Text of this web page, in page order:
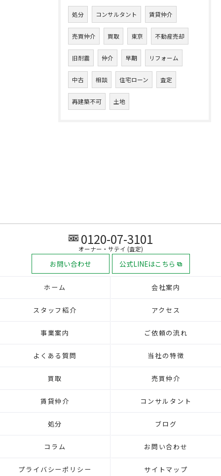
処分 コンサルタント 賃貸仲介
売買仲介 買取 東京 不動産売却
旧耐震 仲介 早期 リフォーム
中古 相談 住宅ローン 査定
再建築不可 土地
0120-07-3101
オーナー・サテイ (査定)
お問い合わせ 公式LINEはこちら
ホーム 会社案内
スタッフ紹介 アクセス
事業案内 ご依頼の流れ
よくある質問 当社の特徴
買取 売買仲介
賃貸仲介 コンサルタント
処分 ブログ
コラム お問い合わせ
プライバシーポリシー サイトマップ